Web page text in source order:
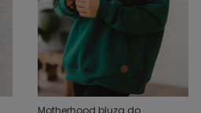
Motherhood bluza do